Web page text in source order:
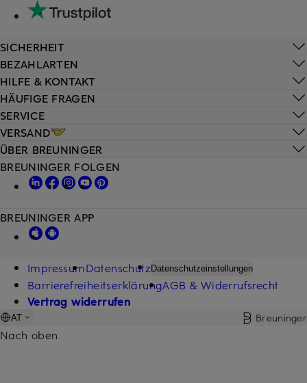
HILFE & KONTAKT
HÄUFIGE FRAGEN
SERVICE
VERSAND
SICHERHEIT
BEZAHLARTEN
ÜBER BREUNINGER
BREUNINGER FOLGEN
BREUNINGER APP
ImpressumDatenschutzDatenschutzeinstellungen
BarrierefreiheitserklärungAGB & Widerrufsrecht
Vertrag widerrufen
AT Breuninger
Nach oben